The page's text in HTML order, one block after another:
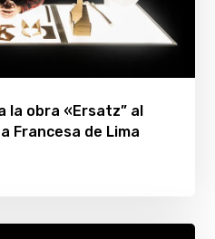
la obra «Ersatz” al
Francesa de Lima